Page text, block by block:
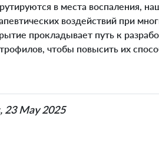
в места воспаления,
воздействий при
прокладывает путь к
чтобы повысить их
23 May 2025